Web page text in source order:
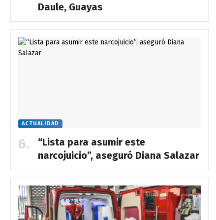
Daule, Guayas
ACTUALIDAD
“Lista para asumir este
narcojuicio”, aseguró Diana Salazar